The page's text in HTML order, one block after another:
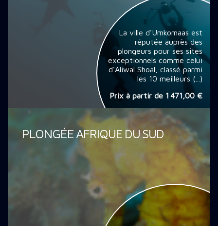
La ville d'Umkomaas est
réputée auprès des
plongeurs pour ses sites
exceptionnels comme celui
d'Aliwal Shoal, classé parmi
les 10 meilleurs (...)
Prix à partir de 1 471,00 €
PLONGÉE AFRIQUE DU SUD